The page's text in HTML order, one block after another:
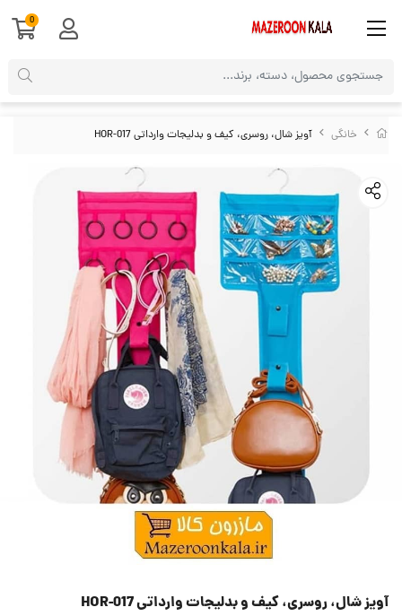
خانگی آویز شال، روسری، کیف و بدلیجات وارداتی HOR-017
آویز شال، روسری، کیف و بدلیجات وارداتی HOR-017
0